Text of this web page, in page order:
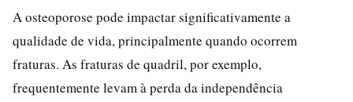
A osteoporose pode impactar significativamente a
qualidade de vida, principalmente quando ocorrem
fraturas. As fraturas de quadril, por exemplo,
frequentemente levam à perda da independência